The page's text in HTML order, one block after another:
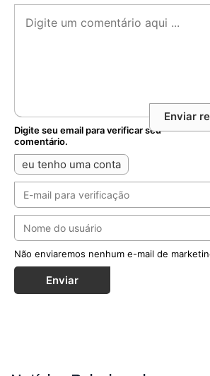
Deixe seu comentário